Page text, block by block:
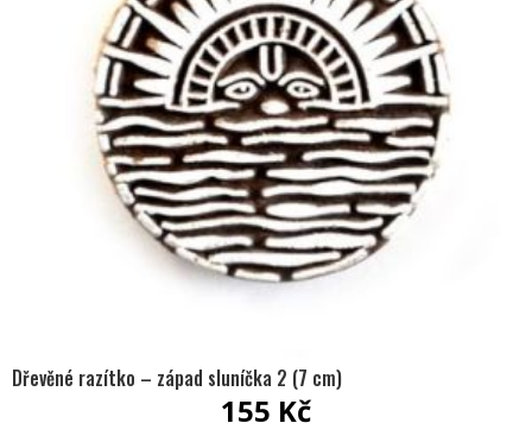
Dřevěné razítko – západ sluníčka 2 (7 cm)
155 Kč